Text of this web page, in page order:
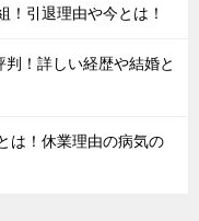
！引退理由や今とは！
！詳しい経歴や結婚と
は！休業理由の病気の